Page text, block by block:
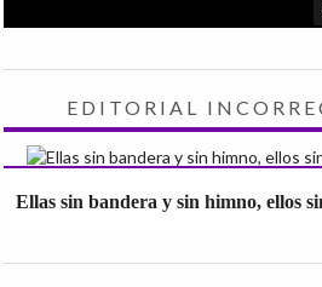
EDITORIAL
Ellas sin bandera y sin himno, ellos